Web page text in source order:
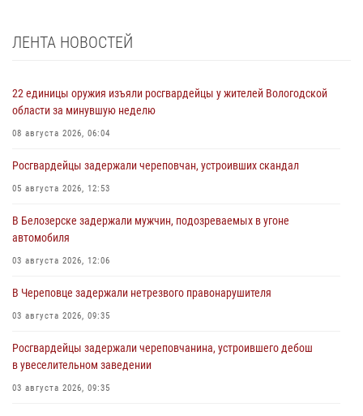
ЛЕНТА НОВОСТЕЙ
22 единицы оружия изъяли росгвардейцы у жителей Вологодской
области за минувшую неделю
08 августа 2026, 06:04
Росгвардейцы задержали череповчан, устроивших скандал
05 августа 2026, 12:53
В Белозерске задержали мужчин, подозреваемых в угоне
автомобиля
03 августа 2026, 12:06
В Череповце задержали нетрезвого правонарушителя
03 августа 2026, 09:35
Росгвардейцы задержали череповчанина, устроившего дебош
в увеселительном заведении
03 августа 2026, 09:35